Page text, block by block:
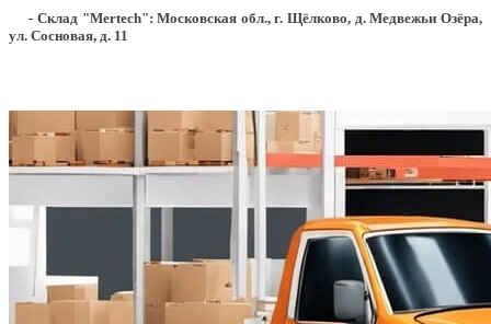
- Склад "Mertech": Московская обл., г. Щёлково, д. Медвежьи Озёра,
ул. Сосновая, д. 11